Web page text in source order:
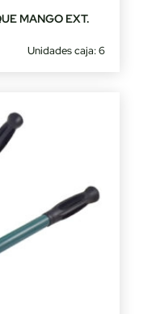
MANGO EXT.
Unidades caja: 6